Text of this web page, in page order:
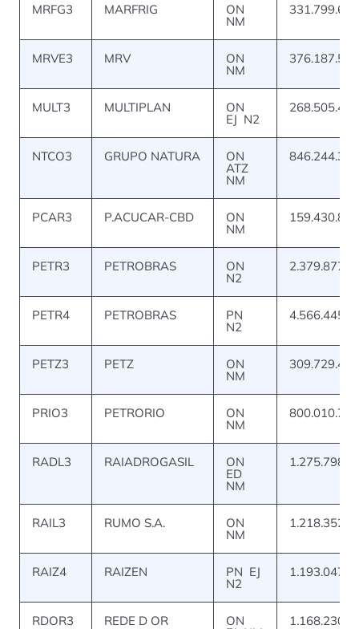
MRFG3 MARFRIG ON
NM
331.799.687
MRVE3 MRV ON
NM
376.187.582
MULT3 MULTIPLAN ON
EJ N2
268.505.432
NTCO3 GRUPO NATURA ON
ATZ
NM
846.244.302
PCAR3 P.ACUCAR-CBD ON
NM
159.430.826
PETR3 PETROBRAS ON
N2
PETR4 PETROBRAS PN
N2
PETZ3 PETZ ON
NM
309.729.428
PRIO3 PETRORIO ON
NM
800.010.734
RADL3 RAIADROGASIL ON
ED
NM
RAIL3 RUMO S.A. ON
NM
RAIZ4 RAIZEN PN EJ
N2
RDOR3 REDE D OR ON